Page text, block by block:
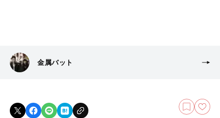
金属バット